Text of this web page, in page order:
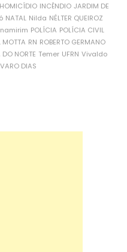
HOMICÍDIO INCÊNDIO JARDIM DE
NATAL Nilda NÉLTER QUEIROZ
POLÍCIA POLÍCIA CIVIL
MOTTA RN ROBERTO GERMANO
DO NORTE Temer UFRN Vivaldo
DIAS